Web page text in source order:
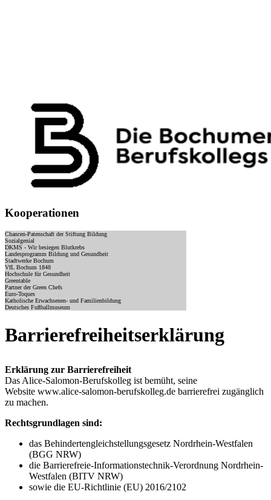
Kooperationen
Chancen-Patenschaft der Stiftung Bildung
Sozialgenial
DKMS - Wir besiegen Blutkrebs
Landesprogramm Bildung und Gesundheit
Stadtwerke Bochum
VfL Bochum 1848
Hochschule für Gesundheit
Greentable
Partner der Green Chefs
Euro-Toques
Katholische Erwachsenen- und Familienbildung
Deutsches Fußballmuseum
Barrierefreiheitserklärung
Erklärung zur Barrierefreiheit
Das Alice-Salomon-Berufskolleg ist bemüht, seine
Website www.alice-salomon-berufskolleg.de barrierefrei zugänglich
zu machen.
Rechtsgrundlagen sind:
das Behindertengleichstellungsgesetz Nordrhein-Westfalen
(BGG NRW)
die Barrierefreie-Informationstechnik-Verordnung Nordrhein-
Westfalen (BITV NRW)
sowie die EU-Richtlinie (EU) 2016/2102